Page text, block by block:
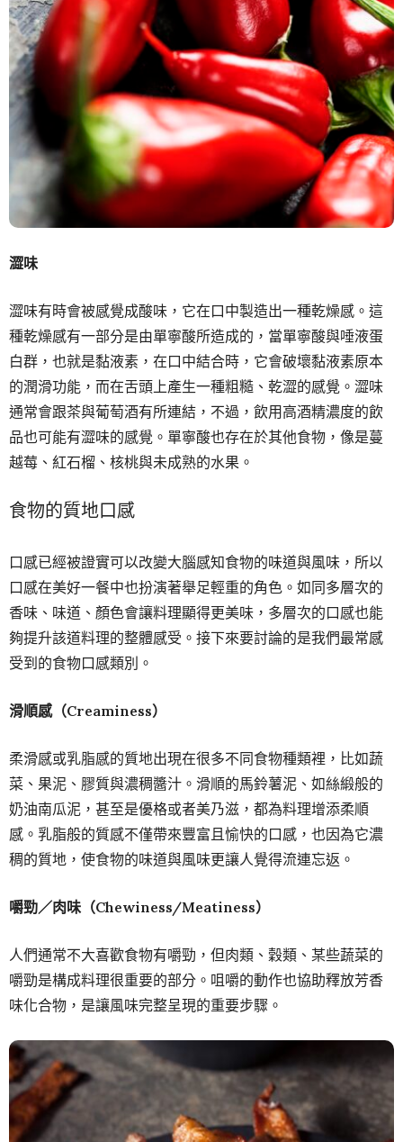
澀味
澀味有時會被感覺成酸味，它在口中製造出一種乾燥感。這
種乾燥感有一部分是由單寧酸所造成的，當單寧酸與唾液蛋
白群，也就是黏液素，在口中結合時，它會破壞黏液素原本
的潤滑功能，而在舌頭上產生一種粗糙、乾澀的感覺。澀味
通常會跟茶與葡萄酒有所連結，不過，飲用高酒精濃度的飲
品也可能有澀味的感覺。單寧酸也存在於其他食物，像是蔓
越莓、紅石榴、核桃與未成熟的水果。
食物的質地口感
口感已經被證實可以改變大腦感知食物的味道與風味，所以
口感在美好一餐中也扮演著舉足輕重的角色。如同多層次的
香味、味道、顏色會讓料理顯得更美味，多層次的口感也能
夠提升該道料理的整體感受。接下來要討論的是我們最常感
受到的食物口感類別。
滑順感（Creaminess）
柔滑感或乳脂感的質地出現在很多不同食物種類裡，比如蔬
菜、果泥、膠質與濃稠醬汁。滑順的馬鈴薯泥、如絲緞般的
奶油南瓜泥，甚至是優格或者美乃滋，都為料理增添柔順
感。乳脂般的質感不僅帶來豐富且愉快的口感，也因為它濃
稠的質地，使食物的味道與風味更讓人覺得流連忘返。
嚼勁／肉味（Chewiness/Meatiness）
人們通常不大喜歡食物有嚼勁，但肉類、穀類、某些蔬菜的
嚼勁是構成料理很重要的部分。咀嚼的動作也協助釋放芳香
味化合物，是讓風味完整呈現的重要步驟。